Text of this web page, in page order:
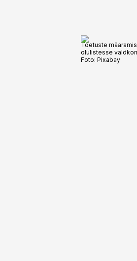
Toetuste
olulistesse
Foto: Pixabay